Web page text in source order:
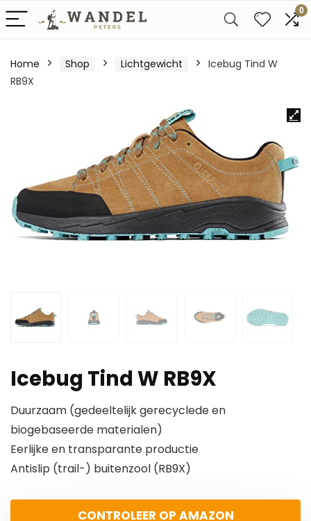
0
Home Shop Lichtgewicht
Icebug Tind W
RB9X
Icebug Tind W RB9X
Duurzaam (gedeeltelijk gerecyclede en
biogebaseerde materialen)
Eerlijke en transparante productie
Antislip (trail-) buitenzool (RB9X)
CONTROLEER OP AMAZON